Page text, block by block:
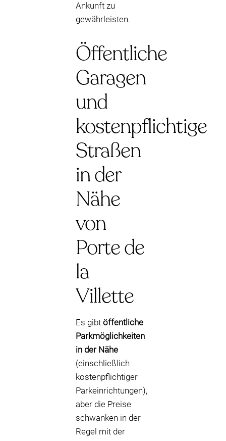
Ankunft zu
gewährleisten.
Öffentliche
Garagen
und
kostenpflichtige
Straßen
in der
Nähe
von
Porte de
la
Villette
Es gibt öffentliche
Parkmöglichkeiten
in der Nähe
(einschließlich
kostenpflichtiger
Parkeinrichtungen),
aber die Preise
schwanken in der
Regel mit der